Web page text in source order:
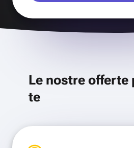
Le nostre offerte
te